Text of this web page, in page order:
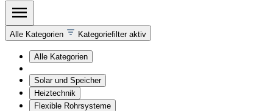
Alle Kategorien Kategoriefilter aktiv
Alle Kategorien
Solar und Speicher
Heiztechnik
Flexible Rohrsysteme